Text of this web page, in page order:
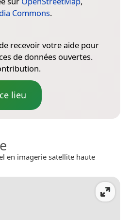
Commons.
recevoir votre aide pour
de données ouvertes.
lieu
en imagerie satellite haute